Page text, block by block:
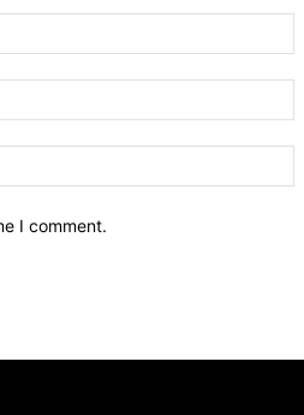
I comment.